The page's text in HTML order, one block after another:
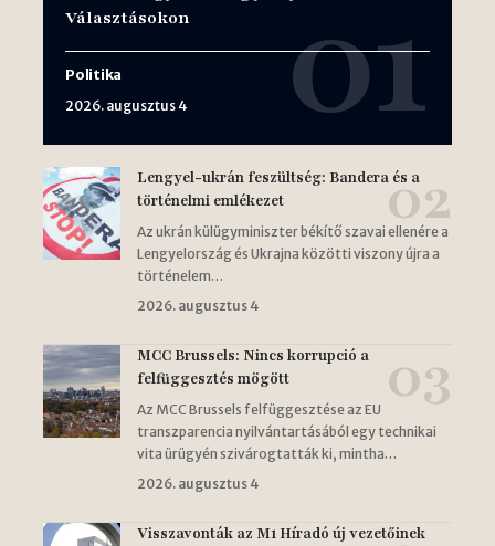
Választásokon
Politika
2026. augusztus 4
Lengyel-ukrán feszültség: Bandera és a
történelmi emlékezet
Az ukrán külügyminiszter békítő szavai ellenére a
Lengyelország és Ukrajna közötti viszony újra a
történelem…
2026. augusztus 4
MCC Brussels: Nincs korrupció a
felfüggesztés mögött
Az MCC Brussels felfüggesztése az EU
transzparencia nyilvántartásából egy technikai
vita ürügyén szivárogtatták ki, mintha…
2026. augusztus 4
Visszavonták az M1 Híradó új vezetőinek